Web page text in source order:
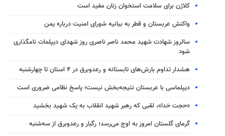
کلاژن برای سلامت استخوان زنان مفید است
واکنش عربستان و قطر به بیانیه شورای امنیت درباره یمن
سالروز شهادت شهید محمد ناصر ناصری روز شهدای دیپلمات نامگذاری
شود
هشدار تداوم بارش‌های تابستانه و رعدوبرق در ۴ استان تا چهارشنبه
دیپلماسی با عربستان نتیجه‌بخش نیست؛ پاسخ نظامی ضروری است
«حجت خدا»، لقبی که رهبر شهید انقلاب به یک شهید بخشید
گرمای گلستان امروز به اوج می‌رسد؛ رگبار و رعدوبرق از سه‌شنبه